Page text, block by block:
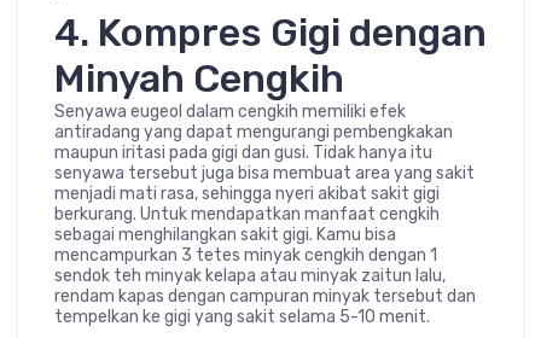
4. Kompres Gigi dengan
Minyah Cengkih
Senyawa eugeol dalam cengkih memiliki efek
antiradang yang dapat mengurangi pembengkakan
maupun iritasi pada gigi dan gusi. Tidak hanya itu
senyawa tersebut juga bisa membuat area yang sakit
menjadi mati rasa, sehingga nyeri akibat sakit gigi
berkurang. Untuk mendapatkan manfaat cengkih
sebagai menghilangkan sakit gigi. Kamu bisa
mencampurkan 3 tetes minyak cengkih dengan 1
sendok teh minyak kelapa atau minyak zaitun lalu,
rendam kapas dengan campuran minyak tersebut dan
tempelkan ke gigi yang sakit selama 5-10 menit.